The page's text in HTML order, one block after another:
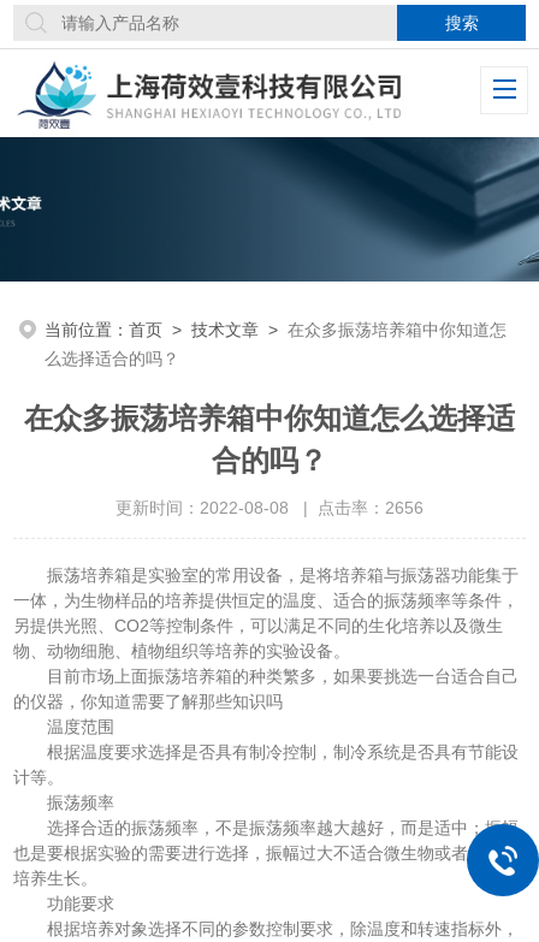
当前位置：首页 >技术文章 >在众多振荡培养箱中你知道怎
么选择适合的吗？
在众多振荡培养箱中你知道怎么选择适
合的吗？
更新时间：2022-08-08 | 点击率：2656
振荡培养箱是实验室的常用设备，是将培养箱与振荡器功能集于
一体，为生物样品的培养提供恒定的温度、适合的振荡频率等条件，
另提供光照、CO2等控制条件，可以满足不同的生化培养以及微生
物、动物细胞、植物组织等培养的实验设备。
目前市场上面振荡培养箱的种类繁多，如果要挑选一台适合自己
的仪器，你知道需要了解那些知识吗
温度范围
根据温度要求选择是否具有制冷控制，制冷系统是否具有节能设
计等。
振荡频率
选择合适的振荡频率，不是振荡频率越大越好，而是适中；振幅
也是要根据实验的需要进行选择，振幅过大不适合微生物或者细胞的
培养生长。
功能要求
根据培养对象选择不同的参数控制要求，除温度和转速指标外，